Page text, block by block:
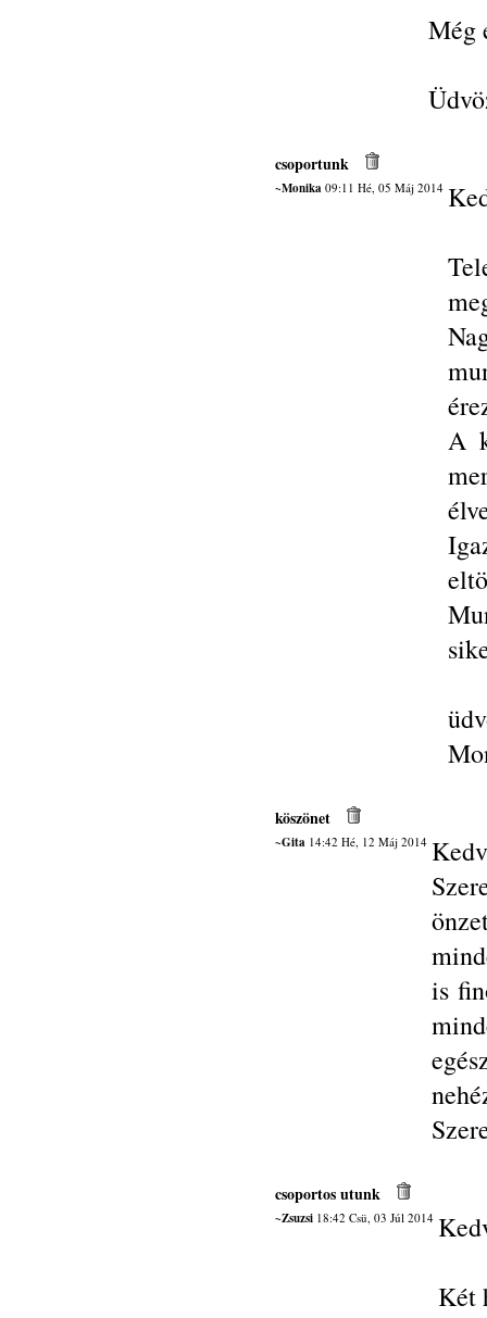
Még
csoportunk
~Monika09:11 Hé, 05 Máj 2014
A
köszönet
~Gita14:42 Hé, 12 Máj 2014
is
csoportos utunk
~Zsuzsi18:42 Csü, 03 Júl 2014
Két